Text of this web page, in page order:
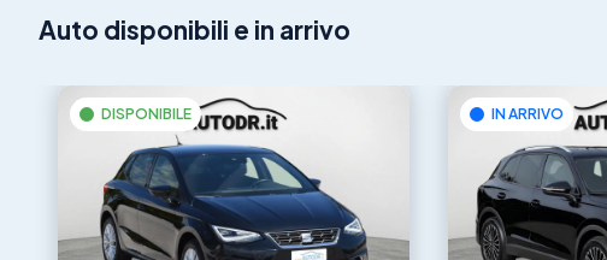
Auto disponibili e in arrivo
DISPONIBILE IN ARRIVO